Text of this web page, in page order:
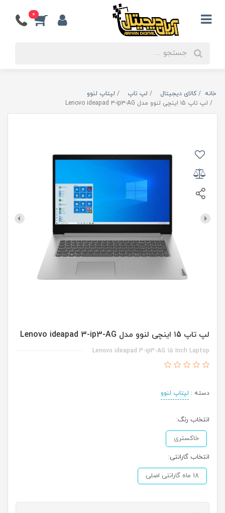
0
خانه کالای دیجیتال لپ تاپ
لپتاپ لنوو
لپ تاپ ۱5 اینچی لنوو مدل Lenovo ideapad 3-ip3-AG
لپ تاپ ۱5 اینچی لنوو مدل Lenovo ideapad 3-ip3-AG
Lenovo ideapad 3-ip3-AG 15 Inch Laptop
دسته : لپتاپ لنوو
انتخاب رنگ:
خاکستری
انتخاب گارانتی:
18 ماه گارانتی اصلی